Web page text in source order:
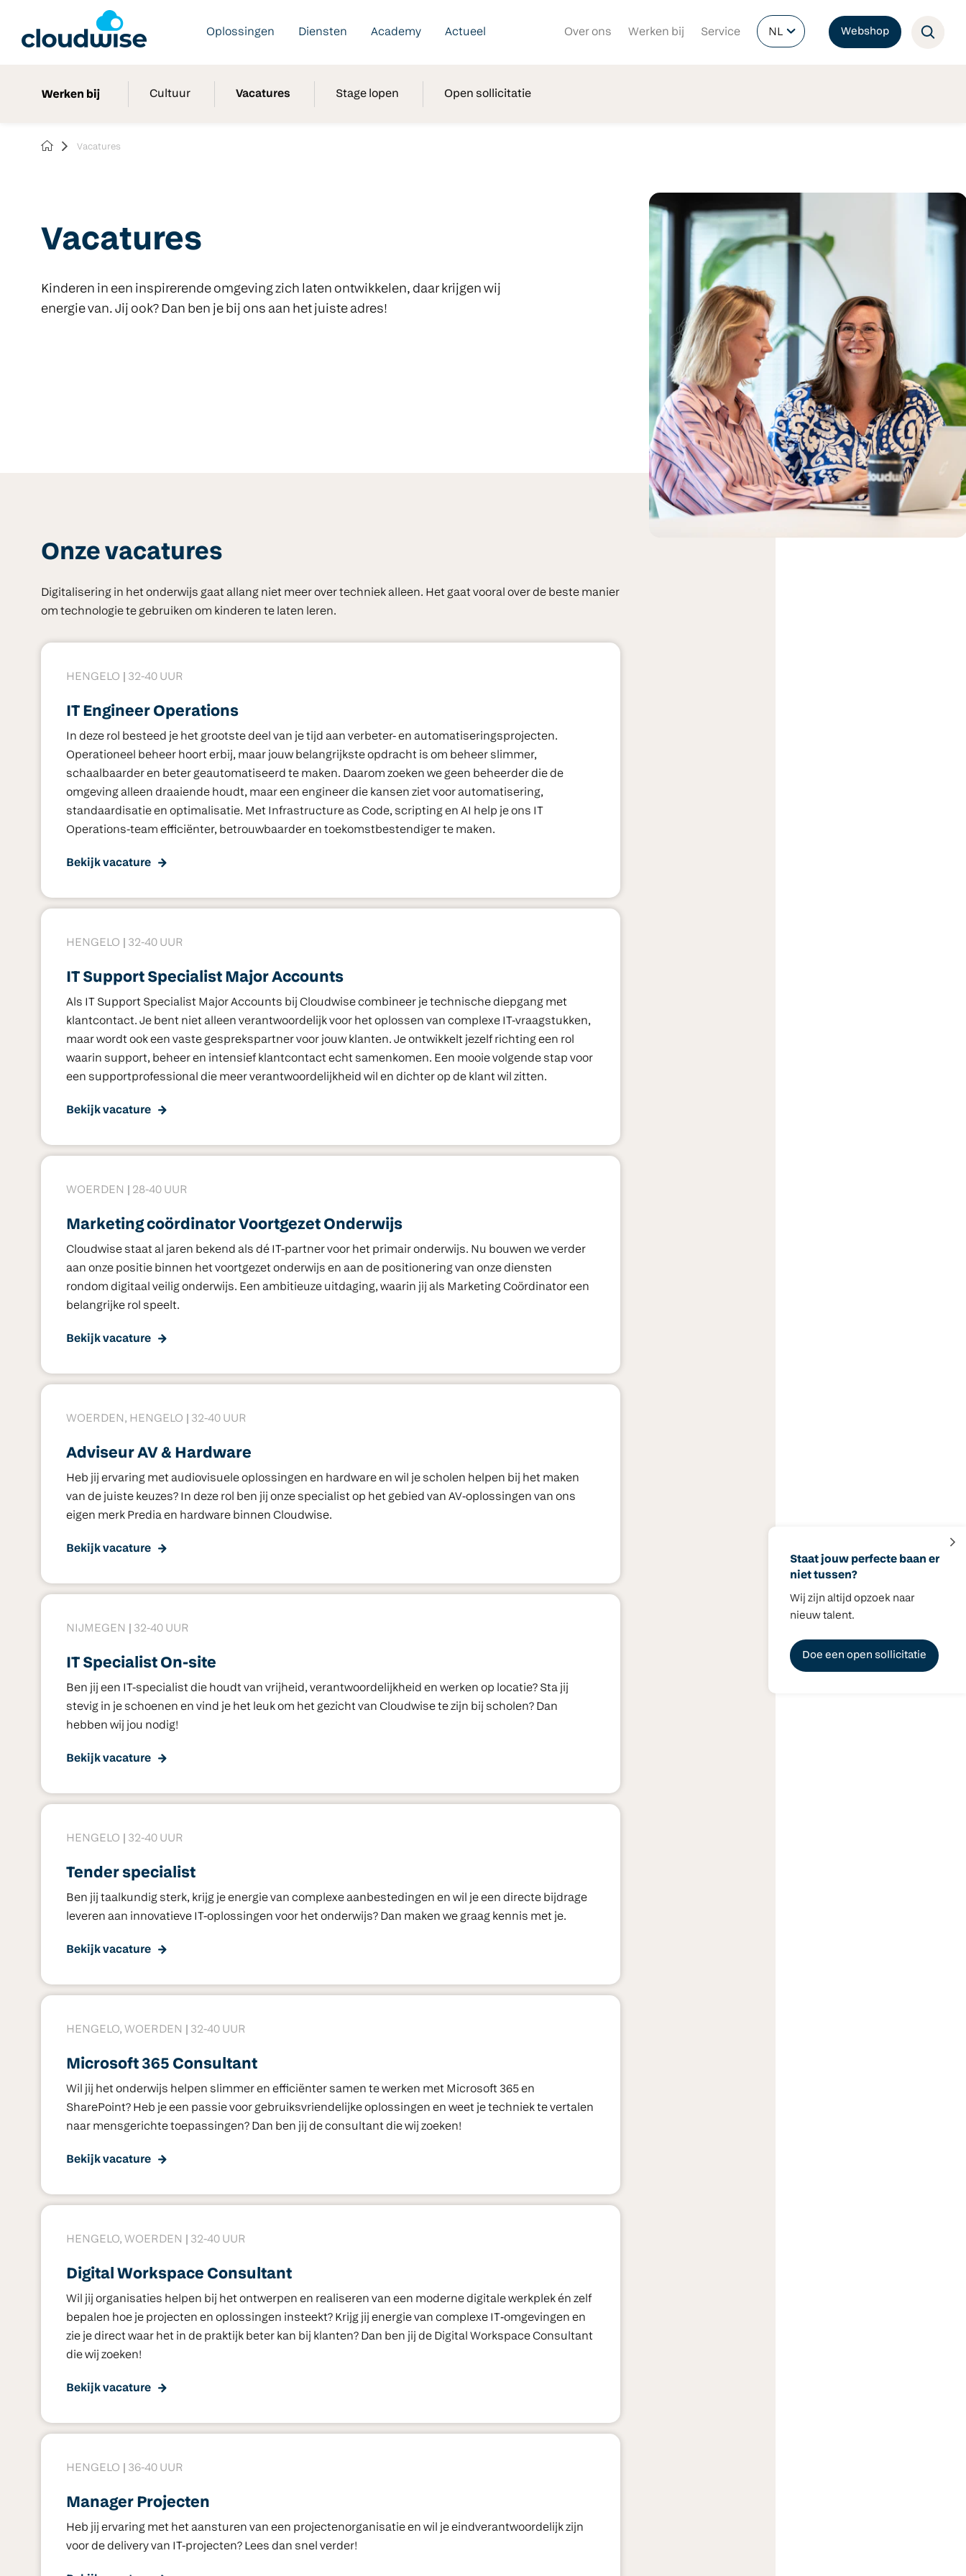
Oplossingen Diensten Academy Actueel Over ons Werken bij Service NL Webshop
Cultuur Vacatures Stage lopen Open sollicitatie
Vacatures
Vacatures
Kinderen in een inspirerende omgeving zich laten ontwikkelen, daar krijgen wij
energie van. Jij ook? Dan ben je bij ons aan het juiste adres!
Onze vacatures
Digitalisering in het onderwijs gaat allang niet meer over techniek alleen. Het gaat vooral over de beste manier
om technologie te gebruiken om kinderen te laten leren.
HENGELO 32-40 UUR
IT Engineer Operations
In deze rol besteed je het grootste deel van je tijd aan verbeter- en automatiseringsprojecten.
Operationeel beheer hoort erbij, maar jouw belangrijkste opdracht is om beheer slimmer,
schaalbaarder en beter geautomatiseerd te maken. Daarom zoeken we geen beheerder die de
omgeving alleen draaiende houdt, maar een engineer die kansen ziet voor automatisering,
standaardisatie en optimalisatie. Met Infrastructure as Code, scripting en AI help je ons IT
Operations-team efficiënter, betrouwbaarder en toekomstbestendiger te maken.
Bekijk vacature
HENGELO 32-40 UUR
IT Support Specialist Major Accounts
Als IT Support Specialist Major Accounts bij Cloudwise combineer je technische diepgang met
klantcontact. Je bent niet alleen verantwoordelijk voor het oplossen van complexe IT-vraagstukken,
maar wordt ook een vaste gesprekspartner voor jouw klanten. Je ontwikkelt jezelf richting een rol
waarin support, beheer en intensief klantcontact echt samenkomen. Een mooie volgende stap voor
een supportprofessional die meer verantwoordelijkheid wil en dichter op de klant wil zitten.
Bekijk vacature
WOERDEN 28-40 UUR
Marketing coördinator Voortgezet Onderwijs
Cloudwise staat al jaren bekend als dé IT-partner voor het primair onderwijs. Nu bouwen we verder
aan onze positie binnen het voortgezet onderwijs en aan de positionering van onze diensten
rondom digitaal veilig onderwijs. Een ambitieuze uitdaging, waarin jij als Marketing Coördinator een
belangrijke rol speelt.
Bekijk vacature
WOERDEN, HENGELO 32-40 UUR
Adviseur AV & Hardware
Heb jij ervaring met audiovisuele oplossingen en hardware en wil je scholen helpen bij het maken
van de juiste keuzes? In deze rol ben jij onze specialist op het gebied van AV-oplossingen van ons
eigen merk Predia en hardware binnen Cloudwise.
Bekijk vacature
NIJMEGEN 32-40 UUR
IT Specialist On-site
Ben jij een IT-specialist die houdt van vrijheid, verantwoordelijkheid en werken op locatie? Sta jij
stevig in je schoenen en vind je het leuk om het gezicht van Cloudwise te zijn bij scholen? Dan
hebben wij jou nodig!
Bekijk vacature
HENGELO 32-40 UUR
Tender specialist
Ben jij taalkundig sterk, krijg je energie van complexe aanbestedingen en wil je een directe bijdrage
leveren aan innovatieve IT-oplossingen voor het onderwijs? Dan maken we graag kennis met je.
Bekijk vacature
HENGELO, WOERDEN 32-40 UUR
Microsoft 365 Consultant
Wil jij het onderwijs helpen slimmer en efficiënter samen te werken met Microsoft 365 en
SharePoint? Heb je een passie voor gebruiksvriendelijke oplossingen en weet je techniek te vertalen
naar mensgerichte toepassingen? Dan ben jij de consultant die wij zoeken!
Bekijk vacature
HENGELO, WOERDEN 32-40 UUR
Digital Workspace Consultant
Wil jij organisaties helpen bij het ontwerpen en realiseren van een moderne digitale werkplek én zelf
bepalen hoe je projecten en oplossingen insteekt? Krijg jij energie van complexe IT‑omgevingen en
zie je direct waar het in de praktijk beter kan bij klanten? Dan ben jij de Digital Workspace Consultant
die wij zoeken!
Bekijk vacature
HENGELO 36-40 UUR
Manager Projecten
Heb jij ervaring met het aansturen van een projectenorganisatie en wil je eindverantwoordelijk zijn
voor de delivery van IT-projecten? Lees dan snel verder!
Staat jouw perfecte baan er
niet tussen?
Wij zijn altijd opzoek naar
nieuw talent.
Doe een open sollicitatie